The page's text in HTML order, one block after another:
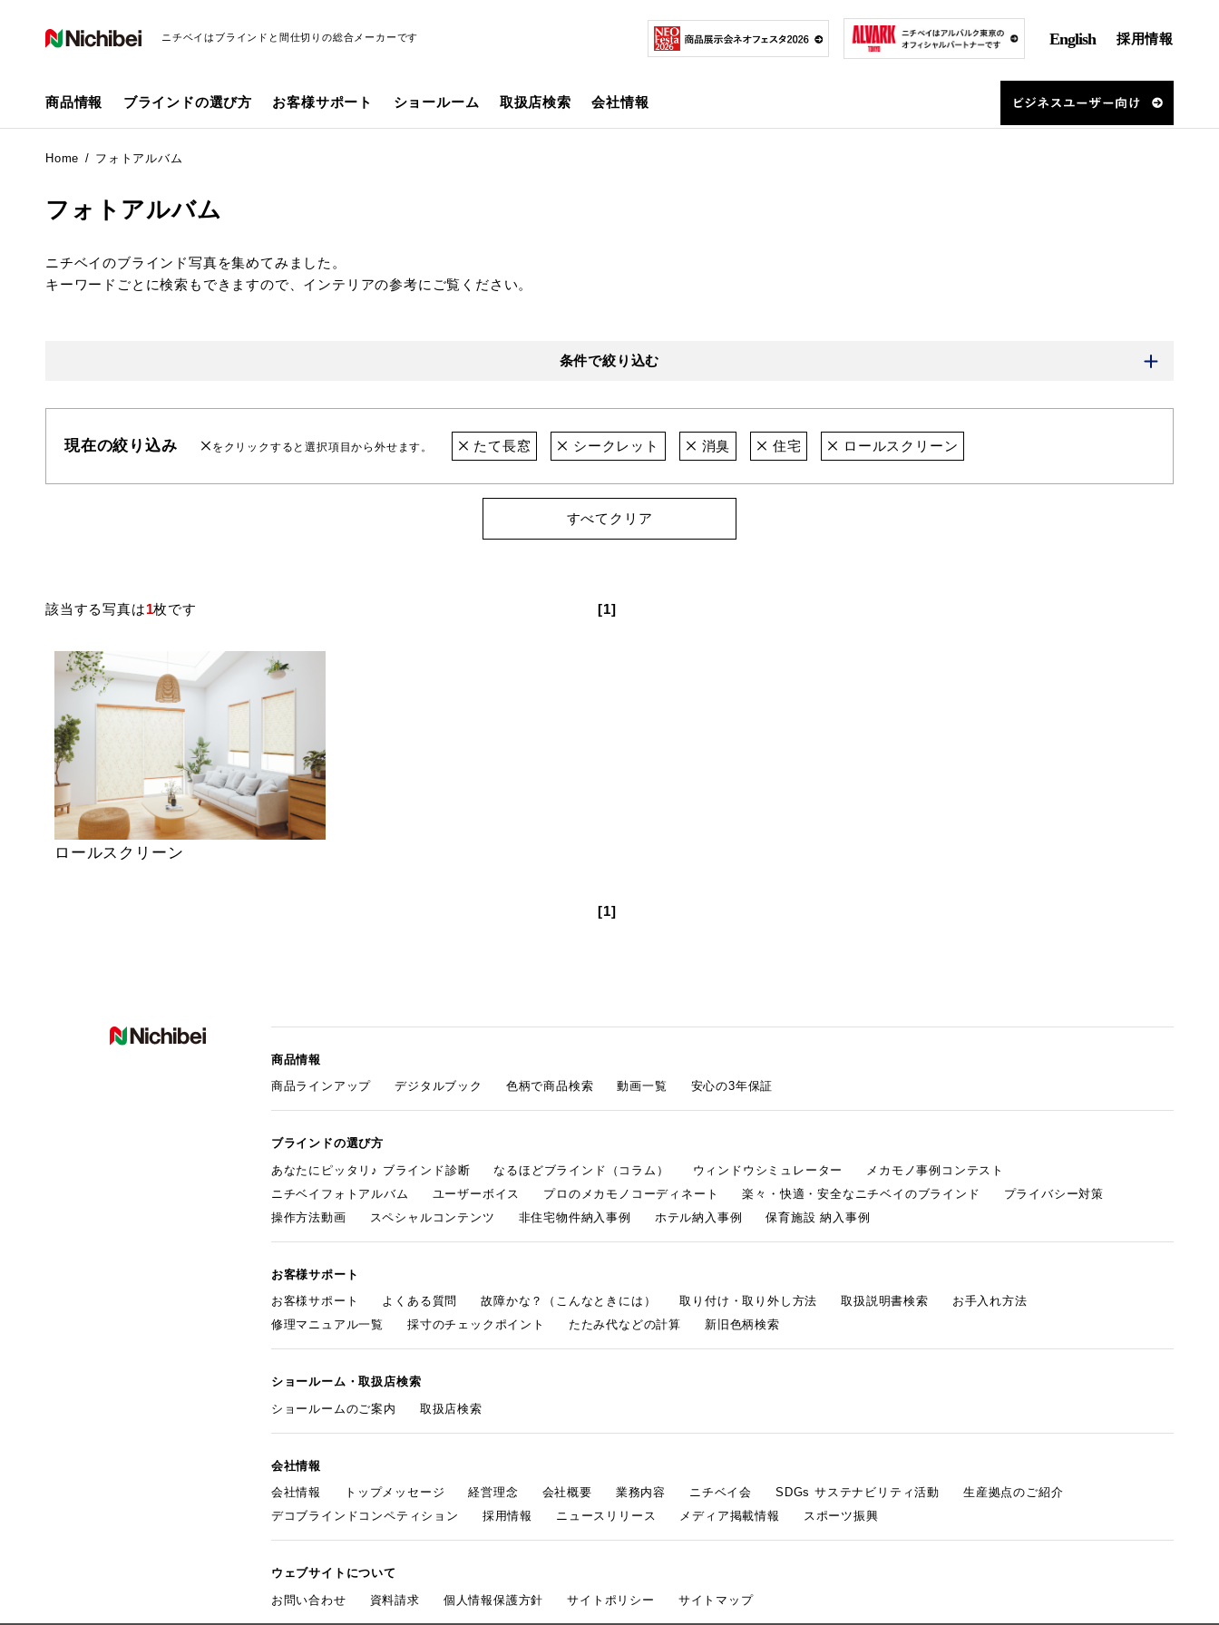
ニチベイはブラインドと間仕切りの総合メーカーです English 採用情報
商品情報 ブラインドの選び方 お客様サポート ショールーム 取扱店検索 会社情報
Home フォトアルバム
フォトアルバム
ニチベイのブラインド写真を集めてみました。
キーワードごとに検索もできますので、インテリアの参考にご覧ください。
条件で絞り込む
現在の絞り込み をクリックすると選択項目から外せます。 たて長窓 シークレット 消臭 住宅 ロールスクリーン
すべてクリア
該当する写真は1枚です [1]
ロールスクリーン
[1]
商品情報
商品ラインアップ
デジタルブック 色柄で商品検索 動画一覧 安心の3年保証
ブラインドの選び方
あなたにピッタリ♪ ブラインド診断
なるほどブラインド（コラム） ウィンドウシミュレーター
メカモノ事例コンテスト
ニチベイフォトアルバム
ユーザーボイス プロのメカモノコーディネート 楽々・快適・安全なニチベイのブラインド
プライバシー対策
操作方法動画
スペシャルコンテンツ 非住宅物件納入事例 ホテル納入事例 保育施設 納入事例
お客様サポート
お客様サポート
よくある質問 故障かな？（こんなときには） 取り付け・取り外し方法 取扱説明書検索
お手入れ方法
修理マニュアル一覧
採寸のチェックポイント たたみ代などの計算 新旧色柄検索
ショールーム・取扱店検索
ショールームのご案内
取扱店検索
会社情報
会社情報
トップメッセージ 経営理念 会社概要 業務内容 ニチベイ会 SDGs サステナビリティ活動
生産拠点のご紹介
デコブラインドコンペティション
採用情報 ニュースリリース メディア掲載情報 スポーツ振興
ウェブサイトについて
お問い合わせ
資料請求 個人情報保護方針 サイトポリシー サイトマップ